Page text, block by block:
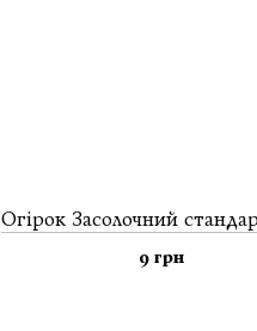
Огiрок Засолочний
9 грн